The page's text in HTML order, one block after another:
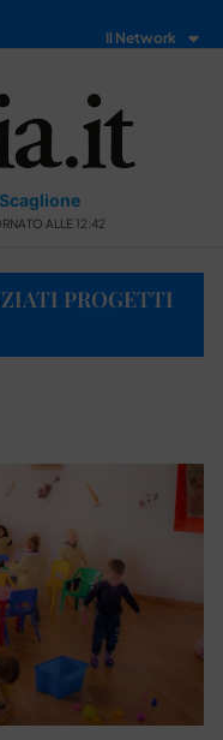
Il Network
ALLE 12:42
PROGETTI